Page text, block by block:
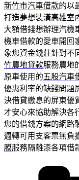
新竹市汽車借款的以
打造夢想裝潢高雄室
大額借錢想辦理汽機
機車借款的愛車開回
象您資金錢莊針對不
竹農地貸款服務農地
原車使用的五股汽車
優惠利率的缺錢問題
決借貸繳息的屏東優
才安心來協助解決各
您的借錢方案的網路
週轉可用支客票無負
膜服務隔離漆各項借